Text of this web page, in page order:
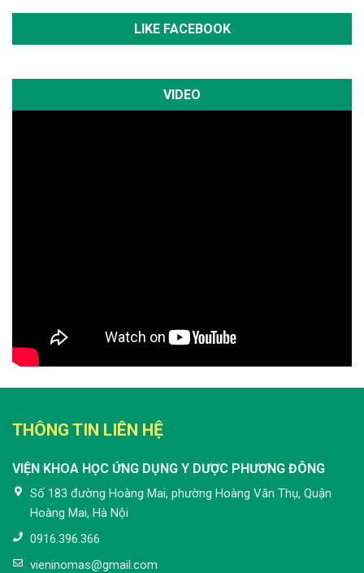
LIKE FACEBOOK
VIDEO
THÔNG TIN LIÊN HỆ
VIỆN KHOA HỌC ỨNG DỤNG Y DƯỢC PHƯƠNG ĐÔNG
Số 183 đường Hoàng Mai, phường Hoàng Văn Thụ, Quận
Hoàng Mai, Hà Nội
0916.396.366
vieninomas@gmail.com